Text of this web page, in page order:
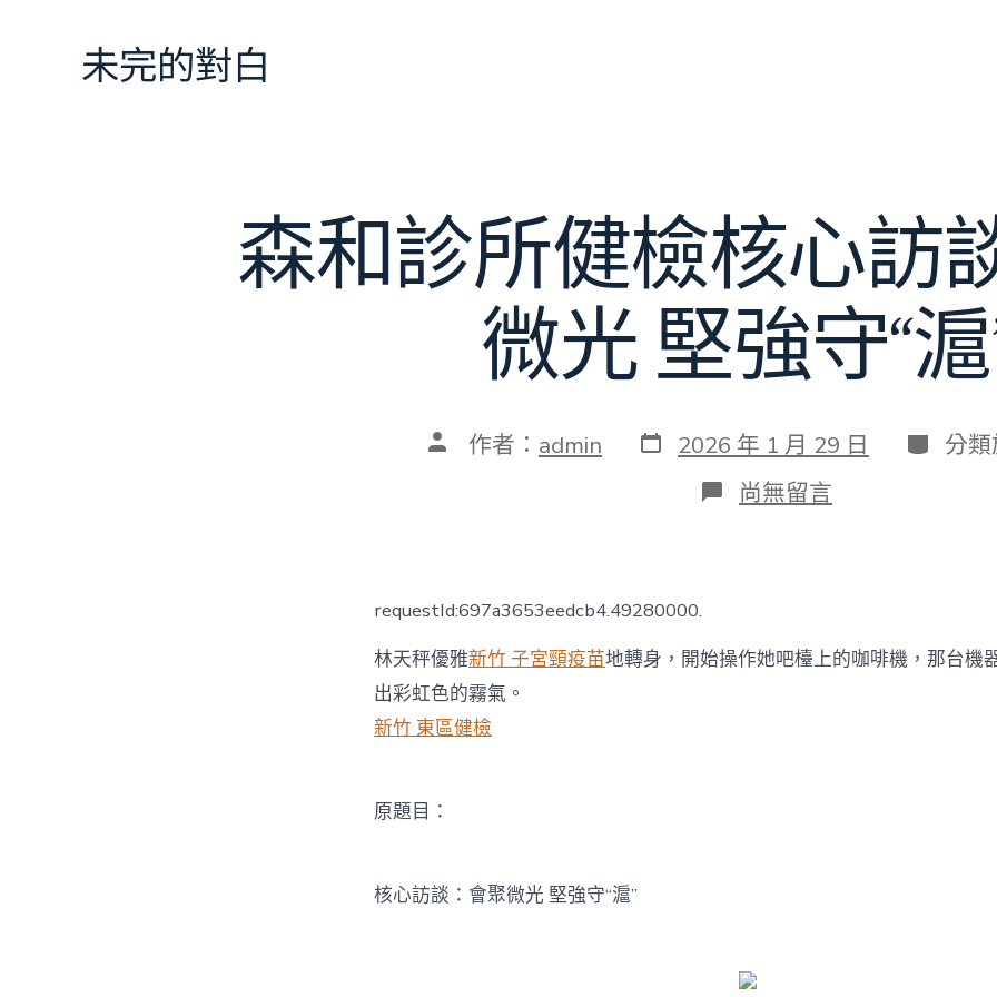
未完的對白
森和診所健檢核心訪
微光 堅強守“滬
文 作者： admin 發
表
2026 年 1 月 29 日 分
類
分類
在
〈森
核
心
尚無留言
requestId:697a3653eedcb4.49280000.
林天秤優雅新竹 子宮頸疫苗地轉身，開始操作她吧檯上的咖啡機，那台機
出彩虹色的霧氣。
新竹 東區健檢
原題目：
核心訪談：會聚微光 堅強守“滬”